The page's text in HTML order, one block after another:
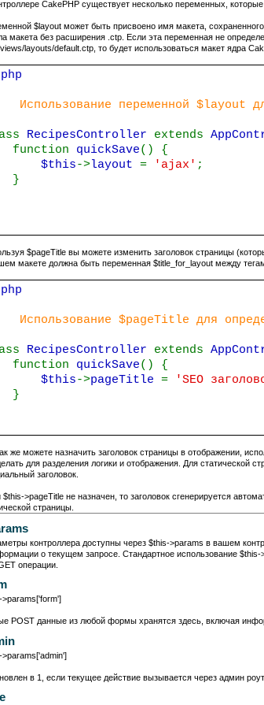
CakePHP существует несколько переменных,
$layout может быть присвоено имя макета,
макета без расширения .ctp. Если эта переменная не
layouts/default.ctp, то будет использоваться макет ядра
переменной $layout
RecipesController extends
quickSave() {
$this->layout = 'ajax' ;
$pageTitle вы можете изменить заголовок страницы
макете должна быть переменная $title_for_layout между
$pageTitle для
RecipesController extends
quickSave() {
$this->pageTitle = 'SEO
же можете назначить заголовок страницы в отображении,
для разделения логики и отображения. Для статической
заголовок.
$this->pageTitle не назначен, то заголовок сгенерируется
страницы.
контроллера доступны через $this->params в вашем
о текущем запросе. Стандартное использование
операции.
>params['form']
POST данные из любой формы хранятся здесь, включая
>params['admin']
в 1, если текущее действие вызывается через админ